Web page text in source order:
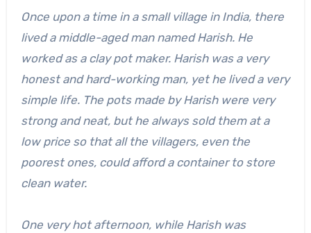
Once upon a time in a small village in India, there
lived a middle-aged man named Harish. He
worked as a clay pot maker. Harish was a very
honest and hard-working man, yet he lived a very
simple life. The pots made by Harish were very
strong and neat, but he always sold them at a
low price so that all the villagers, even the
poorest ones, could afford a container to store
clean water.
One very hot afternoon, while Harish was